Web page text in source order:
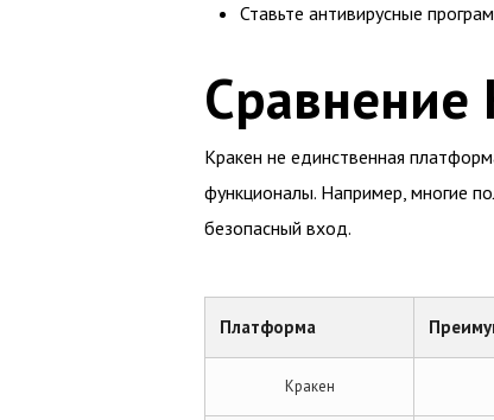
Ставьте антивирусные
Кракен не единственная
функционалы. Например, многие
безопасный вход.
Платформа
Кракен